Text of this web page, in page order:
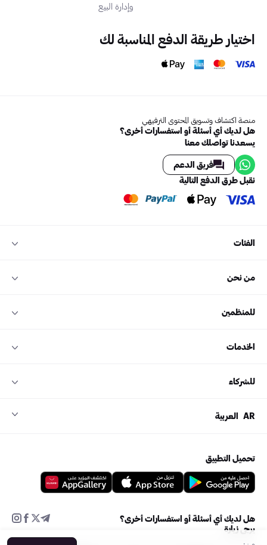
وإدارة البيع
اختيار طريقة الدفع المناسبة لك
منصة اكتشاف وتسويق المحتوى الترفيهي
هل لديك أي أسئلة أو استفسارات أخرى؟
يسعدنا تواصلك معنا
فريق الدعم
نقبل طرق الدفع التالية
الفئات
من نحن
للمنظمين
الخدمات
للشركاء
AR العربية
تحميل التطبيق
هل لديك أي أسئلة أو استفسارات أخرى؟
يرجى زيارة